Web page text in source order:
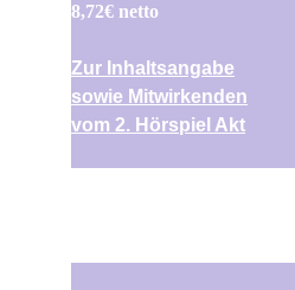
8,72€ netto
Zur Inhaltsangabe
sowie Mitwirkenden
vom 2. Hörspiel Akt